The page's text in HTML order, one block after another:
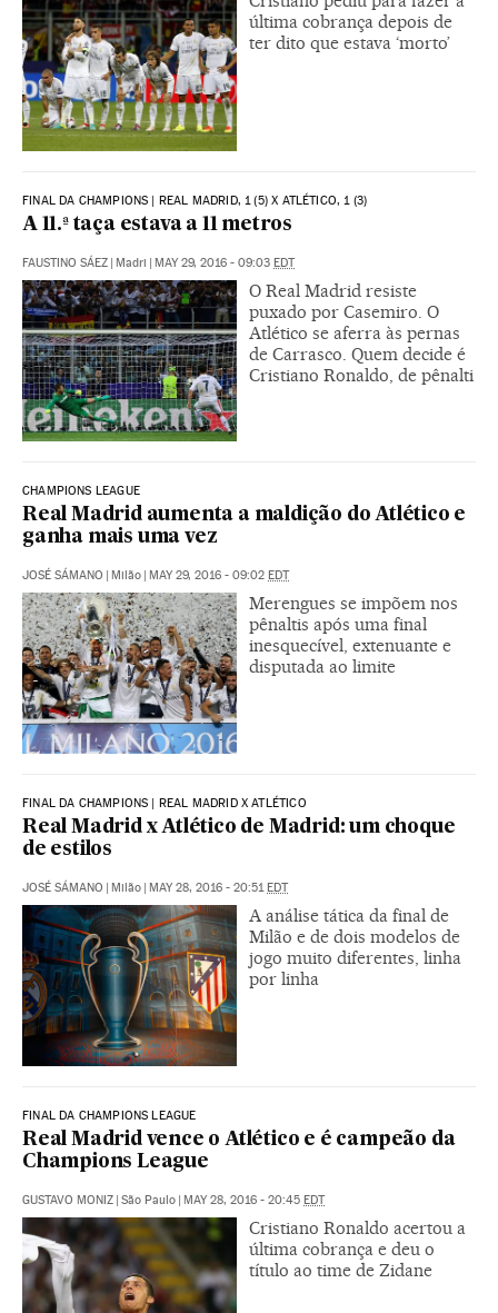
última cobrança depois de
ter dito que estava ‘morto’
FINAL DA CHAMPIONS | REAL MADRID, 1 (5) X ATLÉTICO, 1 (3)
A 11.ª taça estava a 11 metros
FAUSTINO SÁEZ Madri MAY 29, 2016 - 09:03 EDT
O Real Madrid resiste
puxado por Casemiro. O
Atlético se aferra às pernas
de Carrasco. Quem decide é
Cristiano Ronaldo, de pênalti
CHAMPIONS LEAGUE
Real Madrid aumenta a maldição do Atlético e
ganha mais uma vez
JOSÉ SÁMANO Milão MAY 29, 2016 - 09:02 EDT
Merengues se impõem nos
pênaltis após uma final
inesquecível, extenuante e
disputada ao limite
FINAL DA CHAMPIONS | REAL MADRID X ATLÉTICO
Real Madrid x Atlético de Madrid: um choque
de estilos
JOSÉ SÁMANO Milão MAY 28, 2016 - 20:51 EDT
A análise tática da final de
Milão e de dois modelos de
jogo muito diferentes, linha
por linha
FINAL DA CHAMPIONS LEAGUE
Real Madrid vence o Atlético e é campeão da
Champions League
GUSTAVO MONIZ São Paulo MAY 28, 2016 - 20:45 EDT
Cristiano Ronaldo acertou a
última cobrança e deu o
título ao time de Zidane